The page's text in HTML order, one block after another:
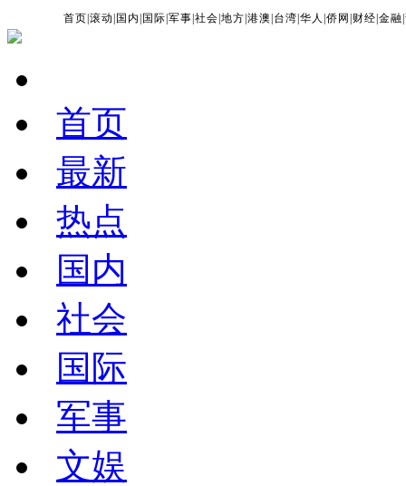
首页 |滚动 国内 国际 |军事 |社会 |地方 |港澳 台湾 |华人 |侨网 财经 |金融 |
首页
最新
热点
国内
社会
国际
军事
文娱